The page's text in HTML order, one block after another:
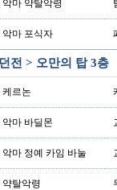
악마 약탈악령
악마 포식자
전 > 오만의 탑 3층
케르논
악마 바딜몬
악마 정예 카임 바눌
탈악령